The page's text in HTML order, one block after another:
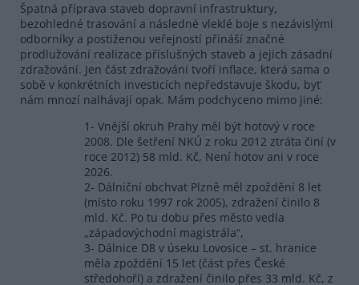
Špatná příprava staveb dopravní infrastruktury,
bezohledné trasování a následné vleklé boje s nezávislými
odborníky a postiženou veřejností přináší značné
prodlužování realizace příslušných staveb a jejich zásadní
zdražování. Jen část zdražování tvoří inflace, která sama o
sobě v konkrétních investicích nepředstavuje škodu, byť
nám mnozí nalhávají opak. Mám podchyceno mimo jiné:
1- Vnější okruh Prahy měl být hotový v roce
2008. Dle šetření NKÚ z roku 2012 ztráta činí (v
roce 2012) 58 mld. Kč, Není hotov ani v roce
2026.
2- Dálniční obchvat Plzně měl zpoždění 8 let
(místo roku 1997 rok 2005), zdražení činilo 8
mld. Kč. Po tu dobu přes město vedla
„západovýchodní magistrála“,
3- Dálnice D8 v úseku Lovosice – st. hranice
měla zpoždění 15 let (část přes České
středohoří) a zdražení činilo přes 33 mld. Kč, z